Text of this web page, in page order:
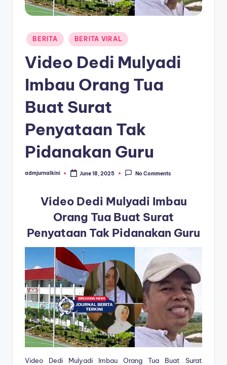
Posted
in
BERITA BERITA VIRAL
Video Dedi Mulyadi
Imbau Orang Tua
Buat Surat
Penyataan Tak
Pidanakan Guru
Posted
admjurnalkini June 18, 2025 No Comments
Video Dedi Mulyadi Imbau
Orang Tua Buat Surat
Penyataan Tak Pidanakan Guru
Video Dedi Mulyadi Imbau Orang Tua Buat Surat